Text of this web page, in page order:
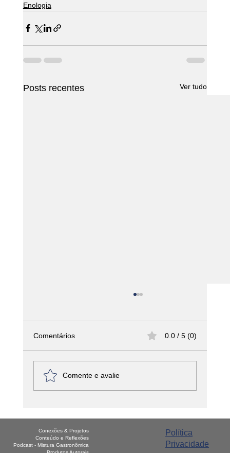
Enologia
Posts recentes Ver tudo
Comentários 0.0 / 5 (0)
Comente e avalie
Política
Privacidade
Conexões & Projetos
Conteúdo e Reflexões
Podcast - Mistura Gastronômica